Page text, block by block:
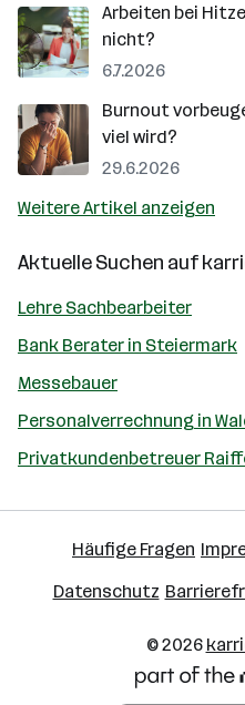
Arbeiten bei
nicht?
6.7.2026
Burnout
viel wird?
29.6.2026
Weitere Artikel anzeigen
Aktuelle Suchen auf
Lehre Sachbearbeiter
Bank Berater in Steiermark
Messebauer
Personalverrechnung in
Privatkundenbetreuer
Häufige Fragen
Datenschutz
© 2026